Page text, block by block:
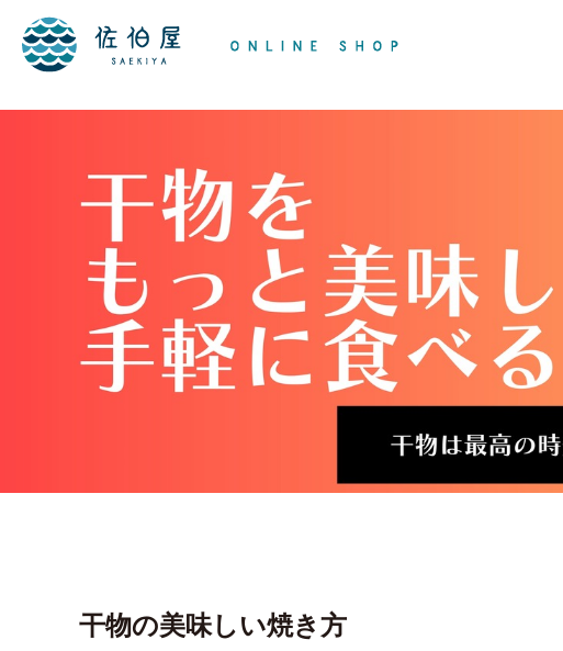
干物の美味しい焼き方